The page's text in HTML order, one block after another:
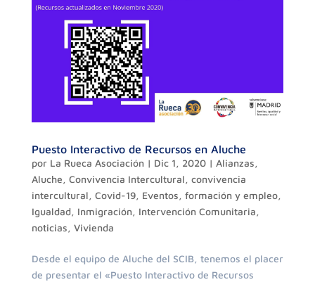
Puesto Interactivo de Recursos en Aluche
por La Rueca Asociación| Dic 1, 2020| Alianzas,
Aluche, Convivencia Intercultural, convivencia
intercultural, Covid-19, Eventos, formación y empleo,
Igualdad, Inmigración, Intervención Comunitaria,
noticias, Vivienda
Desde el equipo de Aluche del SCIB, tenemos el placer
de presentar el «Puesto Interactivo de Recursos